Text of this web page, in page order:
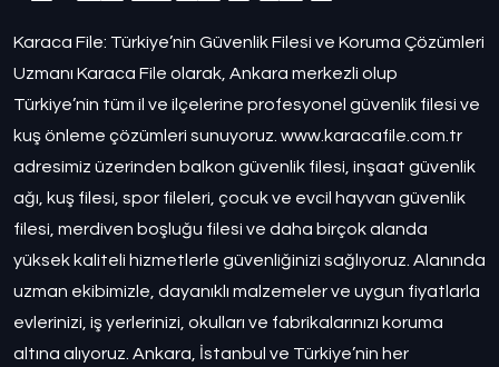
Karaca File: Türkiye’nin Güvenlik Filesi ve Koruma Çözümleri
Uzmanı Karaca File olarak, Ankara merkezli olup
Türkiye’nin tüm il ve ilçelerine profesyonel güvenlik filesi ve
kuş önleme çözümleri sunuyoruz. www.karacafile.com.tr
adresimiz üzerinden balkon güvenlik filesi, inşaat güvenlik
ağı, kuş filesi, spor fileleri, çocuk ve evcil hayvan güvenlik
filesi, merdiven boşluğu filesi ve daha birçok alanda
yüksek kaliteli hizmetlerle güvenliğinizi sağlıyoruz. Alanında
uzman ekibimizle, dayanıklı malzemeler ve uygun fiyatlarla
evlerinizi, iş yerlerinizi, okulları ve fabrikalarınızı koruma
altına alıyoruz. Ankara, İstanbul ve Türkiye’nin her